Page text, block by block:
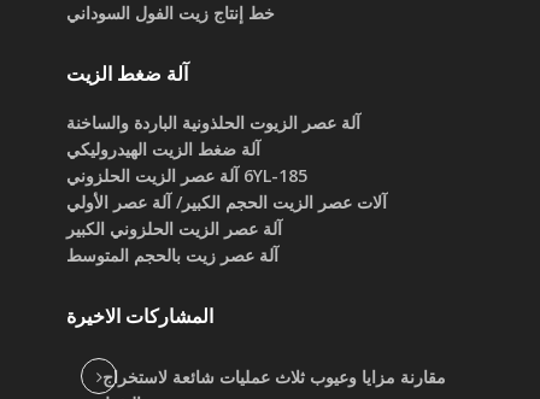
خط إنتاج زيت الفول السوداني
آلة ضغط الزيت
آلة عصر الزيوت الحلذونية الباردة والساخنة
آلة ضغط الزيت الهيدروليكي
6YL-185 آلة عصر الزيت الحلزوني
آلات عصر الزيت الحجم الكبير/ آلة عصر الأولي
آلة عصر الزيت الحلزوني الكبير
آلة عصر زيت بالحجم المتوسط
المشاركات الاخيرة
مقارنة مزايا وعيوب ثلاث عمليات شائعة لاستخراج